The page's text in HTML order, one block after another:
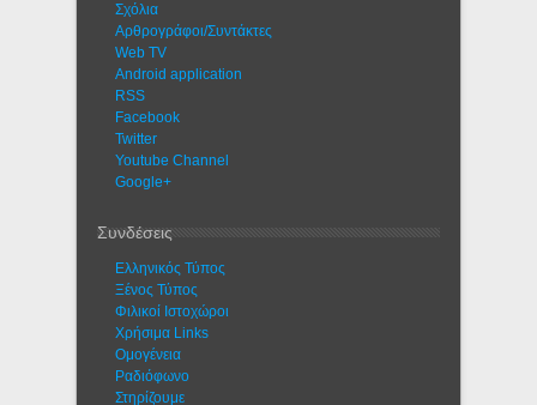
Σχόλια
Αρθρογράφοι/Συντάκτες
Web TV
Android application
RSS
Facebook
Twitter
Youtube Channel
Google+
Συνδέσεις
Ελληνικός Τύπος
Ξένος Τύπος
Φιλικοί Ιστοχώροι
Χρήσιμα Links
Ομογένεια
Ραδιόφωνο
Στηρίζουμε